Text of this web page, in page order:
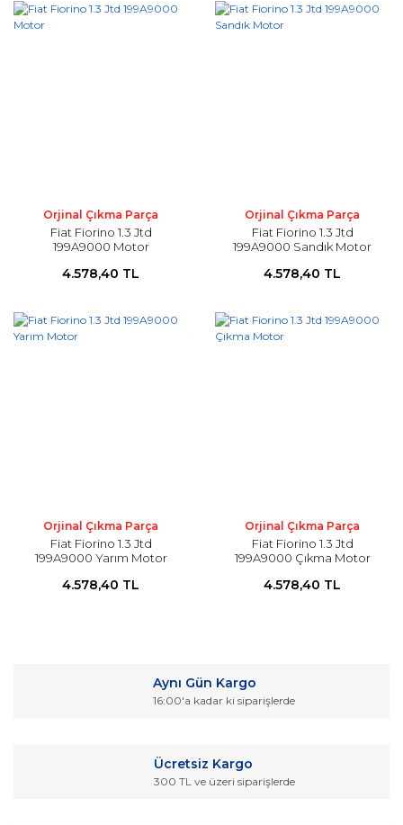
Orjinal Çıkma Parça
Fiat Fiorino 1.3 Jtd
199A9000 Motor
4.578,40 TL
Orjinal Çıkma Parça
Fiat Fiorino 1.3 Jtd
199A9000 Sandık Motor
4.578,40 TL
Orjinal Çıkma Parça
Fiat Fiorino 1.3 Jtd
199A9000 Yarım Motor
4.578,40 TL
Orjinal Çıkma Parça
Fiat Fiorino 1.3 Jtd
199A9000 Çıkma Motor
4.578,40 TL
Aynı Gün Kargo
16:00'a kadar ki siparişlerde
Ücretsiz Kargo
300 TL ve üzeri siparişlerde